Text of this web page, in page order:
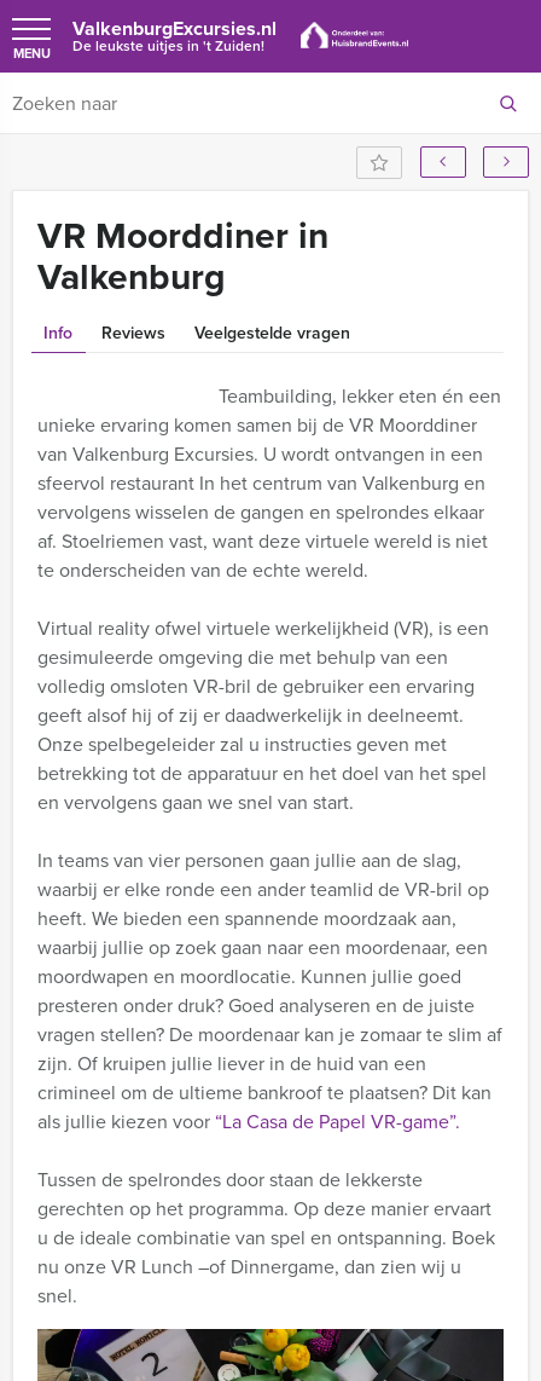
ValkenburgExcursies.nl
De leukste uitjes in 't Zuiden!
MENU
VR Moorddiner in
Valkenburg
Info Reviews Veelgestelde vragen
Teambuilding, lekker eten én een
unieke ervaring komen samen bij de VR Moorddiner
van Valkenburg Excursies. U wordt ontvangen in een
sfeervol restaurant In het centrum van Valkenburg en
vervolgens wisselen de gangen en spelrondes elkaar
af. Stoelriemen vast, want deze virtuele wereld is niet
te onderscheiden van de echte wereld.
Virtual reality ofwel virtuele werkelijkheid (VR), is een
gesimuleerde omgeving die met behulp van een
volledig omsloten VR-bril de gebruiker een ervaring
geeft alsof hij of zij er daadwerkelijk in deelneemt.
Onze spelbegeleider zal u instructies geven met
betrekking tot de apparatuur en het doel van het spel
en vervolgens gaan we snel van start.
In teams van vier personen gaan jullie aan de slag,
waarbij er elke ronde een ander teamlid de VR-bril op
heeft. We bieden een spannende moordzaak aan,
waarbij jullie op zoek gaan naar een moordenaar, een
moordwapen en moordlocatie. Kunnen jullie goed
presteren onder druk? Goed analyseren en de juiste
vragen stellen? De moordenaar kan je zomaar te slim af
zijn. Of kruipen jullie liever in de huid van een
crimineel om de ultieme bankroof te plaatsen? Dit kan
als jullie kiezen voor “La Casa de Papel VR-game”.
Tussen de spelrondes door staan de lekkerste
gerechten op het programma. Op deze manier ervaart
u de ideale combinatie van spel en ontspanning. Boek
nu onze VR Lunch –of Dinnergame, dan zien wij u
snel.